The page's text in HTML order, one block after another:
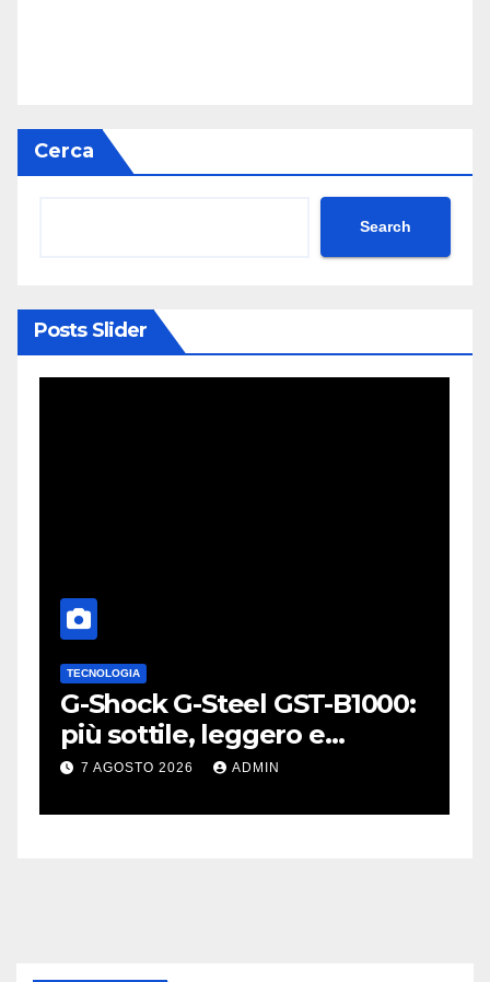
Cerca
Search
Posts Slider
TECNOLOGIA
G-Shock G-Steel GST-B1000:
più sottile, leggero e
connesso
7 AGOSTO 2026 ADMIN